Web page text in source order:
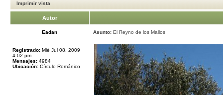
Imprimir vista
Autor
Eadan Asunto: El Reyno de los Mallos
Registrado: Mié Jul 08, 2009
4:02 pm
Mensajes: 4984
Ubicación: Círculo Románico